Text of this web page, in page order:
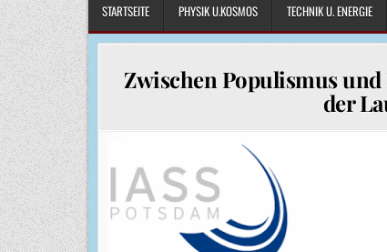
STARTSEITE PHYSIK U.KOSMOS TECHNIK U. ENERGIE
Zwischen Populismus
der